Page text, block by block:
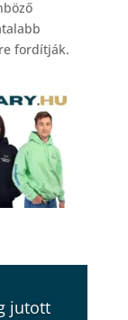
fordítják.
jutott